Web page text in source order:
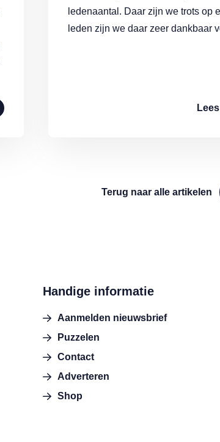
ledenaantal. Daar zijn we trots op
leden zijn we daar zeer dankbaar
Terug naar alle artikelen
Handige informatie
Aanmelden nieuwsbrief
Puzzelen
Contact
Adverteren
Shop